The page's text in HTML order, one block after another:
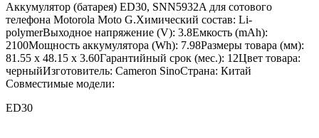
Аккумулятор (батарея) ED30, SNN5932A для сотового
телефона Motorola Moto G.Химический состав: Li-
polymerВыходное напряжение (V): 3.8Емкость (mAh):
2100Мощность аккумулятора (Wh): 7.98Размеры товара (мм):
81.55 x 48.15 x 3.60Гарантийный срок (мес.): 12Цвет товара:
черныйИзготовитель: Cameron SinoСтрана: Китай
Совместимые модели:
ED30